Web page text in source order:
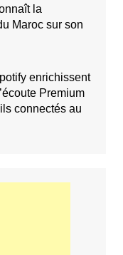
la
Maroc sur son
enrichissent
Premium
connectés au